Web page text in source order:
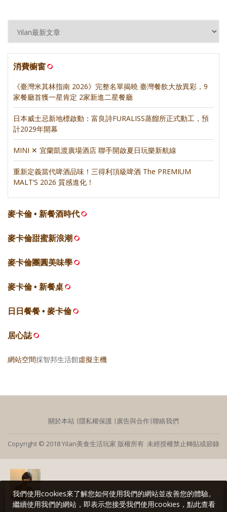
消費櫥窗
《臺灣米其林指南 2026》完整名單揭曉 臺灣餐飲大放異彩，9
家餐廳首獲一星肯定 2家新進二星餐廳
日本威士忌新地標啟動：富良詩FURALISS蒸餾所正式動工，預
計2029年開幕
MINI ✕ 宜蘭凱渡廣場酒店 聯手開啟夏日玩樂新航線
重新定義當代啤酒品味！三得利頂級啤酒 The PREMIUM
MALT’S 2026 質感進化！
麥卡倫 • 新餐酒時代
麥卡倫甜蜜新浪潮
麥卡倫團圓美味學
麥卡倫 • 新餐桌
日日餐餐 • 麥卡倫
居心誌
網站空間採智邦生活館虛擬主機
關於本站 ∣隱私權保護 ∣廣告與合作∣聯絡我們
Copyright © 2018 Yilan美食生活玩家 版權所有 未經授權禁止轉貼或節錄
我們使用cookies來了解您如何使用我們的網站並改善您的體驗。
繼續使用我們的網站，即表示您接受我們使用cookies，點此查看